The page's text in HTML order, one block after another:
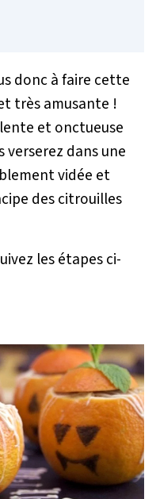
donc à faire cette
très amusante !
et onctueuse
verserez dans une
vidée et
des citrouilles
les étapes ci-